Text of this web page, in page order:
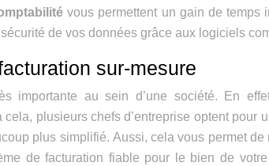
vous permettent un gain de temps
de vos données grâce aux logiciels
sur-mesure
importante au sein d’une société. En
plusieurs chefs d’entreprise optent pour
plus simplifié. Aussi, cela vous permet
de facturation fiable pour le bien de